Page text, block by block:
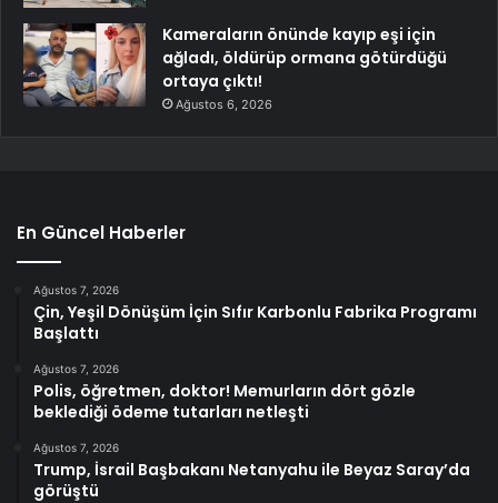
Kameraların önünde kayıp eşi için
ağladı, öldürüp ormana götürdüğü
ortaya çıktı!
Ağustos 6, 2026
En Güncel Haberler
Ağustos 7, 2026
Çin, Yeşil Dönüşüm İçin Sıfır Karbonlu Fabrika Programı
Başlattı
Ağustos 7, 2026
Polis, öğretmen, doktor! Memurların dört gözle
beklediği ödeme tutarları netleşti
Ağustos 7, 2026
Trump, İsrail Başbakanı Netanyahu ile Beyaz Saray’da
görüştü